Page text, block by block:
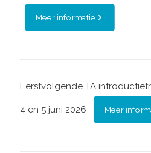
Meer informatie
Eerstvolgende TA
4 en 5 juni 2026 Meer